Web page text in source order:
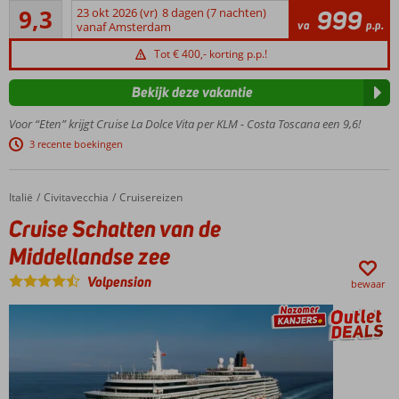
cruise
per 4*+
Costa
Vliegreis
&
transfers
volpension
fooien
t.w.v. € 77,-
per
persoon
O.a.
9,3Uitstekend
9
beoordelingen
23 okt 2026 (vr) 8 dagen (7 nachten)
vanaf Amsterdam
va 999 p.p.
Tot € 400,- korting p.p.!
Voor “Eten” krijgt Cruise La Dolce Vita per KLM - Costa Toscana een 9,6!
3 recente boekingen
Bekijk deze vakantie
Home
Italië Civitavecchia Cruisereizen
Cruise Schatten van de Middellandse zee
Cruise Schatten van de
Middellandse zee
Volpension bewaar